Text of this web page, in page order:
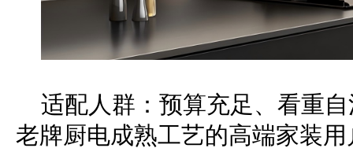
适配人群：预算充足、看重
老牌厨电成熟工艺的高端家装用